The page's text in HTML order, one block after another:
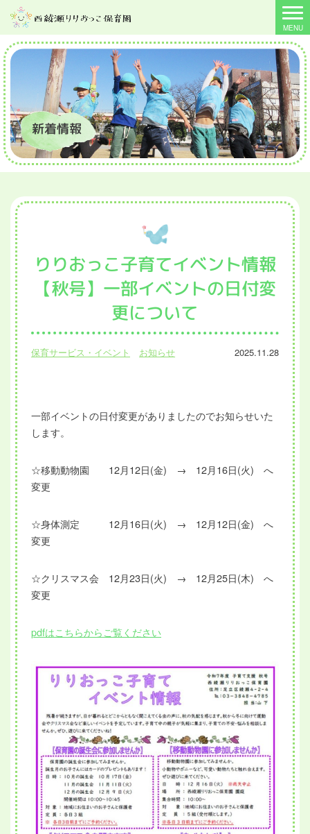
新着情報
りりおっこ子育てイベント情報
【秋号】一部イベントの日付変
更について
保育サービス・イベント お知らせ 2025.11.28
一部イベントの日付変更がありましたのでお知らせいた
します。
☆移動動物園 12月12日(金) → 12月16日(火) へ
変更
☆身体測定 12月16日(火) → 12月12日(金) へ
変更
☆クリスマス会 12月23日(火) → 12月25日(木) へ
変更
pdfはこちらからご覧ください